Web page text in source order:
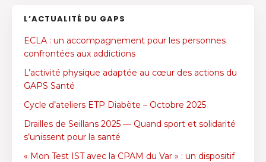
L’ACTUALITÉ DU GAPS
ECLA : un accompagnement pour les personnes
confrontées aux addictions
L’activité physique adaptée au cœur des actions du
GAPS Santé
Cycle d’ateliers ETP Diabète – Octobre 2025
Drailles de Seillans 2025 — Quand sport et solidarité
s’unissent pour la santé
« Mon Test IST avec la CPAM du Var » : un dispositif